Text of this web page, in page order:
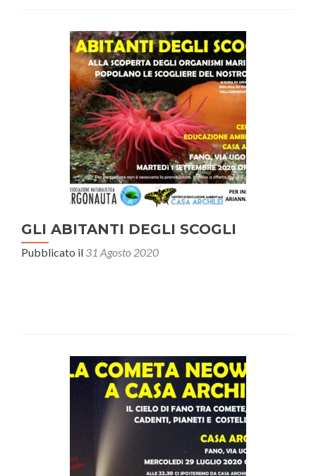
GLI ABITANTI DEGLI SCOGLI
Pubblicato il 31 Agosto 2020